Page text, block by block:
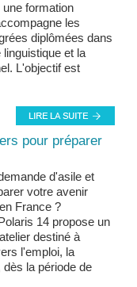
formation
les
diplômées dans
et la
L'objectif est
pour préparer
d'asile et
votre avenir
France ?
14 propose un
destiné à
l'emploi, la
la période de